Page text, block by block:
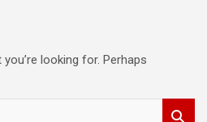
looking for. Perhaps